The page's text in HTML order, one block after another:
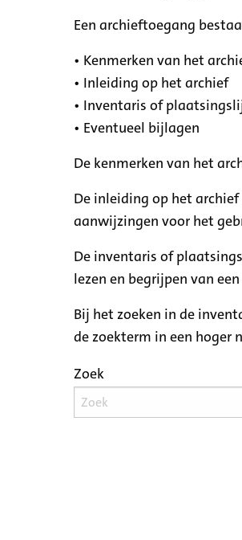
Een archieftoegang
• Kenmerken van het
• Inleiding op het archief
• Inventaris of
• Eventueel bijlagen
De kenmerken van het
De inleiding op het
aanwijzingen voor het
De inventaris of
lezen en begrijpen van
Bij het zoeken in de
de zoekterm in een hoger
Zoek